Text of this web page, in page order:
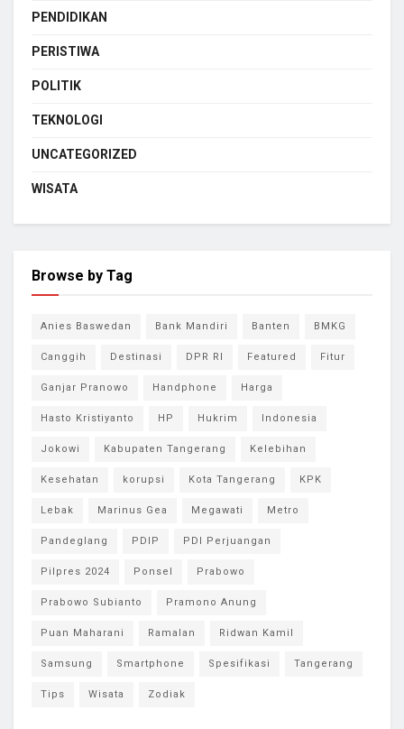
PENDIDIKAN
PERISTIWA
POLITIK
TEKNOLOGI
UNCATEGORIZED
WISATA
Browse by Tag
Anies Baswedan Bank Mandiri Banten BMKG
Canggih Destinasi DPR RI Featured Fitur
Ganjar Pranowo Handphone Harga
Hasto Kristiyanto HP Hukrim Indonesia
Jokowi Kabupaten Tangerang Kelebihan
Kesehatan korupsi Kota Tangerang KPK
Lebak Marinus Gea Megawati Metro
Pandeglang PDIP PDI Perjuangan
Pilpres 2024 Ponsel Prabowo
Prabowo Subianto Pramono Anung
Puan Maharani Ramalan Ridwan Kamil
Samsung Smartphone Spesifikasi Tangerang
Tips Wisata Zodiak